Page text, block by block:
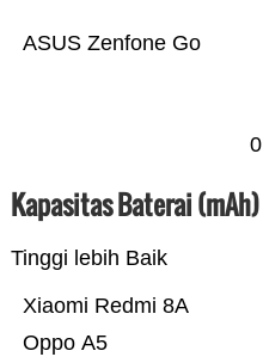
ASUS Zenfone Go
0
Kapasitas Baterai (mAh)
Tinggi lebih Baik
Oppo A5
Xiaomi Redmi 8A